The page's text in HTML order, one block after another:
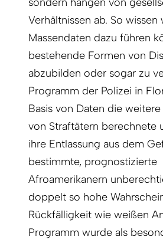
Verhältnissen ab. So wissen
Massendaten dazu führen
bestehende Formen von
abzubilden oder sogar zu
Programm der Polizei in
Basis von Daten die
von Straftätern berechnete
ihre Entlassung aus dem
bestimmte, prognostizierte
Afroamerikanern
doppelt so hohe
Rückfälligkeit wie weißen
Programm wurde als